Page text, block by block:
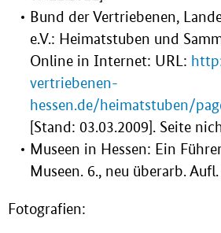
Bund der Vertriebenen,
e.V.: Heimatstuben und
Online in Internet: URL:
vertriebenen-
hessen.de/heimatstuben/
[Stand: 03.03.2009]. Seite
Museen in Hessen: Ein
Museen. 6., neu überarb.
Fotografien: